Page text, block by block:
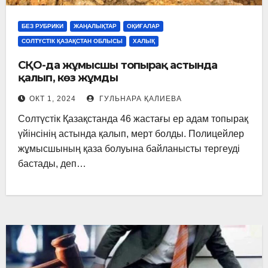
БЕЗ РУБРИКИ ЖАҢАЛЫҚТАР ОҚИҒАЛАР
СОЛТҮСТІК ҚАЗАҚСТАН ОБЛЫСЫ ХАЛЫҚ
СҚО-да жұмысшы топырақ астында
қалып, көз жұмды
ОКТ 1, 2024 ГУЛЬНАРА ҚАЛИЕВА
Солтүстік Қазақстанда 46 жастағы ер адам топырақ
үйінсінің астында қалып, мерт болды. Полицейлер
жұмысшының қаза болуына байланысты тергеуді
бастады, деп…